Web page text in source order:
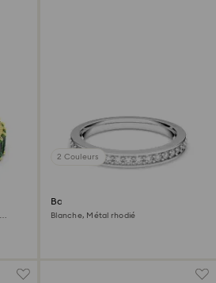
2 Couleurs
Bague Matrix
Blanche, Métal rhodié